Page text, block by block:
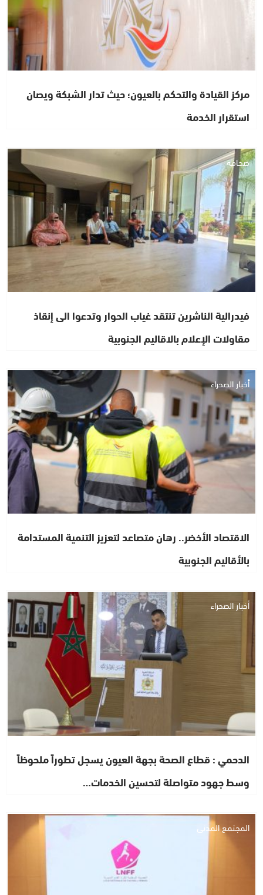
مركز القيادة والتحكم بالعيون؛ حيث تدار الشبكة ويصان
استقرار الخدمة
صحافة
فيدرالية الناشرين تنتقد غياب الحوار وتدعوا الى إنقاذ
مقاولات الإعلام بالاقاليم الجنوبية
أخبار الصحراء
الاقتصاد الأخضر.. رهان متصاعد لتعزيز التنمية المستدامة
بالأقاليم الجنوبية
أخبار الصحراء
الدحمي : قطاع الصحة بجهة العيون يسجل تطوراً ملحوظاً
وسط جهود متواصلة لتحسين الخدمات…
المجتمع المدني